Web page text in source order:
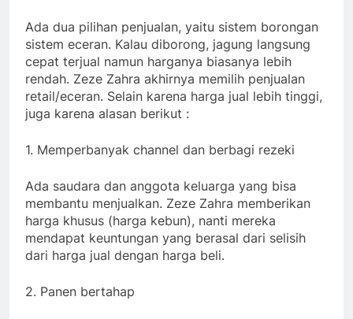
Ada dua pilihan penjualan, yaitu sistem borongan
sistem eceran. Kalau diborong, jagung langsung
cepat terjual namun harganya biasanya lebih
rendah. Zeze Zahra akhirnya memilih penjualan
retail/eceran. Selain karena harga jual lebih tinggi,
juga karena alasan berikut :
1. Memperbanyak channel dan berbagi rezeki
Ada saudara dan anggota keluarga yang bisa
membantu menjualkan. Zeze Zahra memberikan
harga khusus (harga kebun), nanti mereka
mendapat keuntungan yang berasal dari selisih
dari harga jual dengan harga beli.
2. Panen bertahap